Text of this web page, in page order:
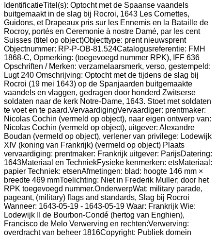
IdentificatieTitel(s): Optocht met de Spaanse vaandels
buitgemaakt in de slag bij Rocroi, 1643 Les Cornettes,
Guidons, et Drapeaux pris sur les Ennemis en la Bataille de
Rocroy, portés en Ceremonie à nostre Damé, par les cent
Suisses (titel op object)Objecttype: prent nieuwsprent
Objectnummer: RP-P-OB-81.524Catalogusreferentie: FMH
1868-C, Opmerking: (toegevoegd nummer RPK), IFF 636
Opschriften / Merken: verzamelaarsmerk, verso, gestempeld:
Lugt 240 Omschrijving: Optocht met de tijdens de slag bij
Rocroi (19 mei 1643) op de Spanjaarden buitgemaakte
vaandels en vlaggen, gedragen door honderd Zwitserse
soldaten naar de kerk Notre-Dame, 1643. Stoet met soldaten
te voet en te paard.VervaardigingVervaardiger: prentmaker:
Nicolas Cochin (vermeld op object), naar eigen ontwerp van:
Nicolas Cochin (vermeld op object), uitgever: Alexandre
Boudan (vermeld op object), verlener van privilege: Lodewijk
XIV (koning van Frankrijk) (vermeld op object) Plaats
vervaardiging: prentmaker: Frankrijk uitgever: ParijsDatering:
1643Materiaal en TechniekFysieke kenmerken: etsMateriaal:
papier Techniek: etsenAfmetingen: blad: hoogte 146 mm ×
breedte 469 mmToelichting: Niet in Frederik Muller; door het
RPK toegevoegd nummer.OnderwerpWat: military parade,
pageant, (military) flags and standards, Slag bij Rocroi
Wanneer: 1643-05-19 - 1643-05-19 Waar: Frankrijk Wie:
Lodewijk II de Bourbon-Condé (hertog van Enghien),
Francisco de Melo Verwerving en rechten:Verwerving:
overdracht van beheer 1816Copyright: Publiek domein